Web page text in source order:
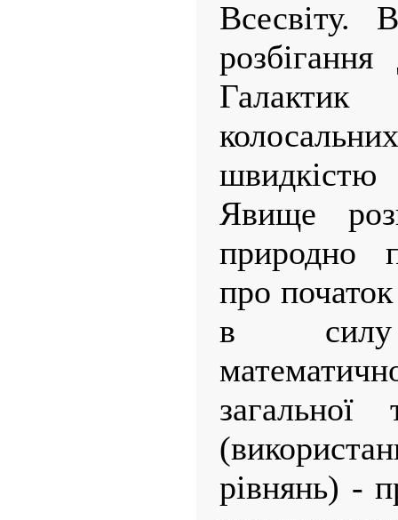
Всесвіту.
Явище
природно
про
в силу
загальної
рівнянь) -